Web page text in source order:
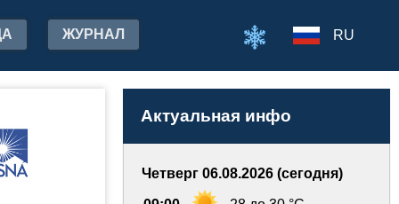
ЖУРНАЛ RU
Актуальная инфо
Четверг 06.08.2026 (сегодня)